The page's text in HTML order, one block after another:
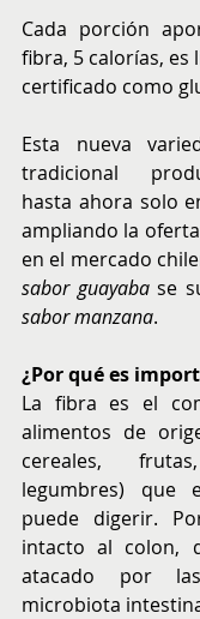
Cada porción
fibra, 5 calorías, es
certificado como
Esta nueva
tradicional
hasta ahora solo
ampliando la
en el mercado
sabor guayaba se
sabor manzana.
¿Por qué es
La fibra es el
alimentos de
cereales,
legumbres) que
puede digerir.
intacto al colon,
atacado por
microbiota